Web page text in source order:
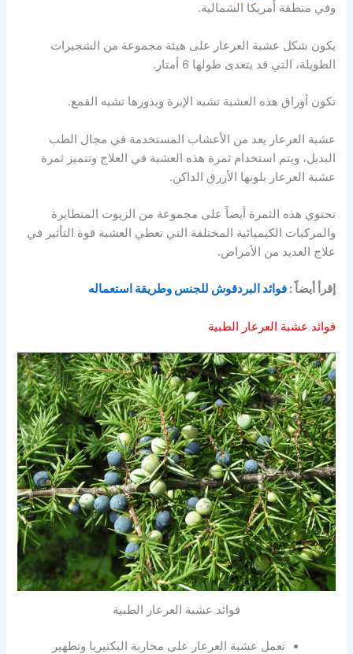
وفي منطقة أمريكا الشمالية.
يكون شكل عشبة العرعار على هيئة مجموعة من الشجيرات
الطويلة، التي قد يتعدى طولها 6 أمتار.
تكون أوراق هذه العشبة تشبه الإبرة وبذورها تشبه القمع.
عشبة العرعار يعد من الأعشاب المستخدمة في مجال الطب
البديل، ويتم استخدام ثمرة هذه العشبة في العلاج وتتميز ثمرة
عشبة العرعار بلونها الأزرق الداكن.
تحتوي هذه الثمرة أيضاً على مجموعة من الزيوت المتطايرة
والمركبات الكيميائية المختلفة التي تعطي العشبة قوة التأثير في
علاج العديد من الأمراض.
إقرأ أيضاً :فوائد البردقوش للجنس وطريقة استعماله
فوائد عشبة العرعار الطبية
فوائد عشبة العرعار الطبية
تعمل عشبة العرعار على محاربة البكتيريا وتطهير